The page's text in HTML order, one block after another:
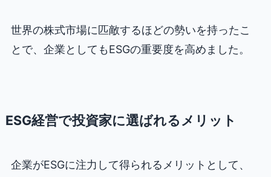
世界の株式市場に匹敵するほどの勢いを持ったこ
とで、企業としてもESGの重要度を高めました。
ESG経営で投資家に選ばれるメリット
企業がESGに注力して得られるメリットとして、